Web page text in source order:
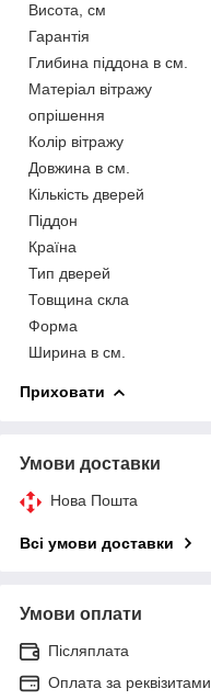
Висота, см
Гарантія
Глибина піддона в см.
Матеріал вітражу
опрішення
Колір вітражу
Довжина в см.
Кількість дверей
Піддон
Країна
Тип дверей
Товщина скла
Форма
Ширина в см.
Приховати
Умови доставки
Нова Пошта
Всі умови доставки
Умови оплати
Післяплата
Оплата за реквізитами